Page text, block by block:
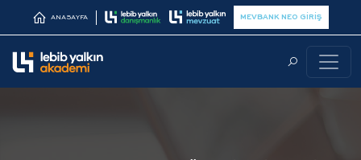
ANASAYFA MEVBANK NEO GİRİŞ